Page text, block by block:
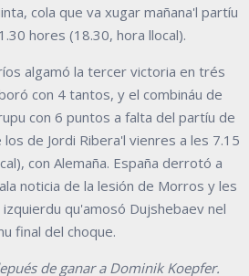
cola que va xugar mañana'l partíu
hores (18.30, hora llocal).
algamó la tercer victoria en trés
con 4 tantos, y el combináu de
con 6 puntos a falta del partíu de
de Jordi Ribera'l vienres a les 7.15
con Alemaña. España derrotó a
noticia de la lesión de Morros y les
qu'amosó Dujshebaev nel
final del choque.
de ganar a Dominik Koepfer.